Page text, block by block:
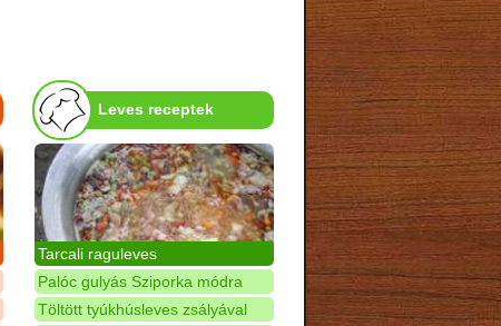
Leves receptek
Tarcali raguleves
Palóc gulyás Sziporka módra
Töltött tyúkhúsleves zsályával